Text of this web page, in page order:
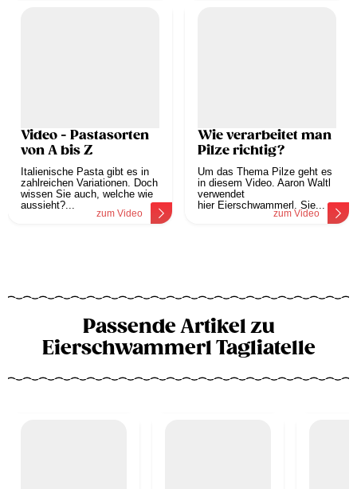
Video - Pastasorten
von A bis Z
Italienische Pasta gibt es in
zahlreichen Variationen. Doch
wissen Sie auch, welche wie
aussieht?...
zum Video
Wie verarbeitet man
Pilze richtig?
Um das Thema Pilze geht es
in diesem Video. Aaron Waltl
verwendet
hier Eierschwammerl. Sie...
zum Video
Passende Artikel zu
Eierschwammerl Tagliatelle